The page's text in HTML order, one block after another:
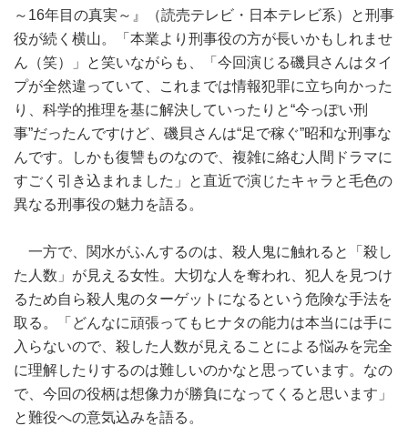
～16年目の真実～』（読売テレビ・日本テレビ系）と刑事
役が続く横山。「本業より刑事役の方が長いかもしれませ
ん（笑）」と笑いながらも、「今回演じる磯貝さんはタイ
プが全然違っていて、これまでは情報犯罪に立ち向かった
り、科学的推理を基に解決していったりと“今っぽい刑
事”だったんですけど、磯貝さんは“足で稼ぐ”昭和な刑事な
んです。しかも復讐ものなので、複雑に絡む人間ドラマに
すごく引き込まれました」と直近で演じたキャラと毛色の
異なる刑事役の魅力を語る。
一方で、関水がふんするのは、殺人鬼に触れると「殺し
た人数」が見える女性。大切な人を奪われ、犯人を見つけ
るため自ら殺人鬼のターゲットになるという危険な手法を
取る。「どんなに頑張ってもヒナタの能力は本当には手に
入らないので、殺した人数が見えることによる悩みを完全
に理解したりするのは難しいのかなと思っています。なの
で、今回の役柄は想像力が勝負になってくると思います」
と難役への意気込みを語る。